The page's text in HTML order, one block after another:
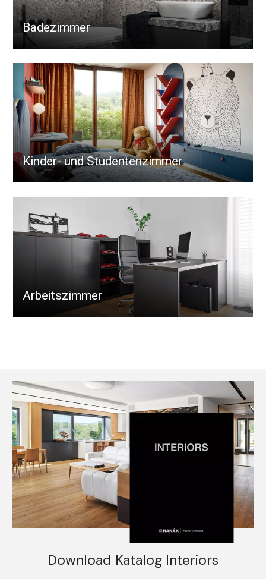
Badezimmer
Kinder- und Studentenzimmer
Arbeitszimmer
Download Katalog Interiors